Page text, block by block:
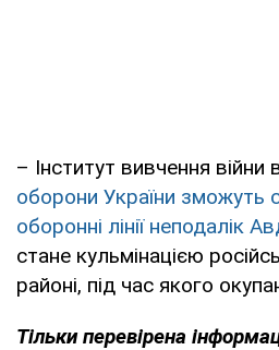
– Інститут вивчення
оборони України зможуть
оборонні лінії неподалік
стане кульмінацією
районі, під час якого
Тільки перевірена